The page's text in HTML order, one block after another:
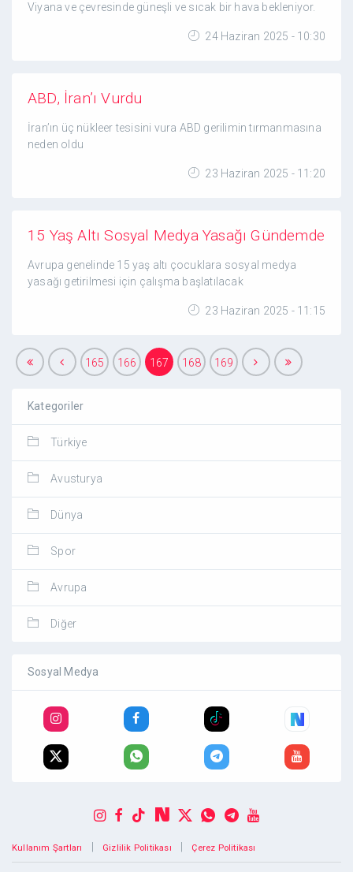
Viyana ve çevresinde güneşli ve sıcak bir hava bekleniyor.
24 Haziran 2025 - 10:30
ABD, İran’ı Vurdu
İran’ın üç nükleer tesisini vura ABD gerilimin tırmanmasına
neden oldu
23 Haziran 2025 - 11:20
15 Yaş Altı Sosyal Medya Yasağı Gündemde
Avrupa genelinde 15 yaş altı çocuklara sosyal medya
yasağı getirilmesi için çalışma başlatılacak
23 Haziran 2025 - 11:15
165 166 167 168 169
Kategoriler
Türkiye
Avusturya
Dünya
Spor
Avrupa
Diğer
Sosyal Medya
Kullanım Şartları Gizlilik Politikası Çerez Politikası